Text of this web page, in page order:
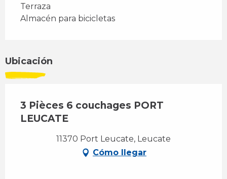
Terraza
Almacén para bicicletas
Ubicación
3 Pièces 6 couchages PORT
LEUCATE
11370 Port Leucate, Leucate
Cómo llegar